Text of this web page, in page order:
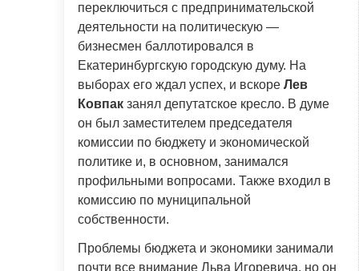
переключиться с предпринимательской
деятельности на политическую —
бизнесмен баллотировался в
Екатеринбургскую городскую думу. На
выборах его ждал успех, и вскоре Лев
Ковпак занял депутатское кресло. В думе
он был заместителем председателя
комиссии по бюджету и экономической
политике и, в основном, занимался
профильными вопросами. Также входил в
комиссию по муниципальной
собственности.
Проблемы бюджета и экономики занимали
почти все внимание Льва Игоревича, но он